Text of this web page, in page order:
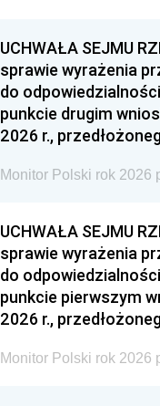
UCHWAŁA SEJMU
sprawie wyrażenia
do
punkcie drugim
2026 r.,
Monitor Polski rok 2026
UCHWAŁA SEJMU
sprawie wyrażenia
do
punkcie pierwszym
2026 r.,
Monitor Polski rok 2026